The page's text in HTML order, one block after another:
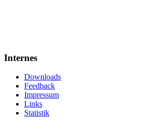
Internes
Downloads
Feedback
Impressum
Links
Statistik